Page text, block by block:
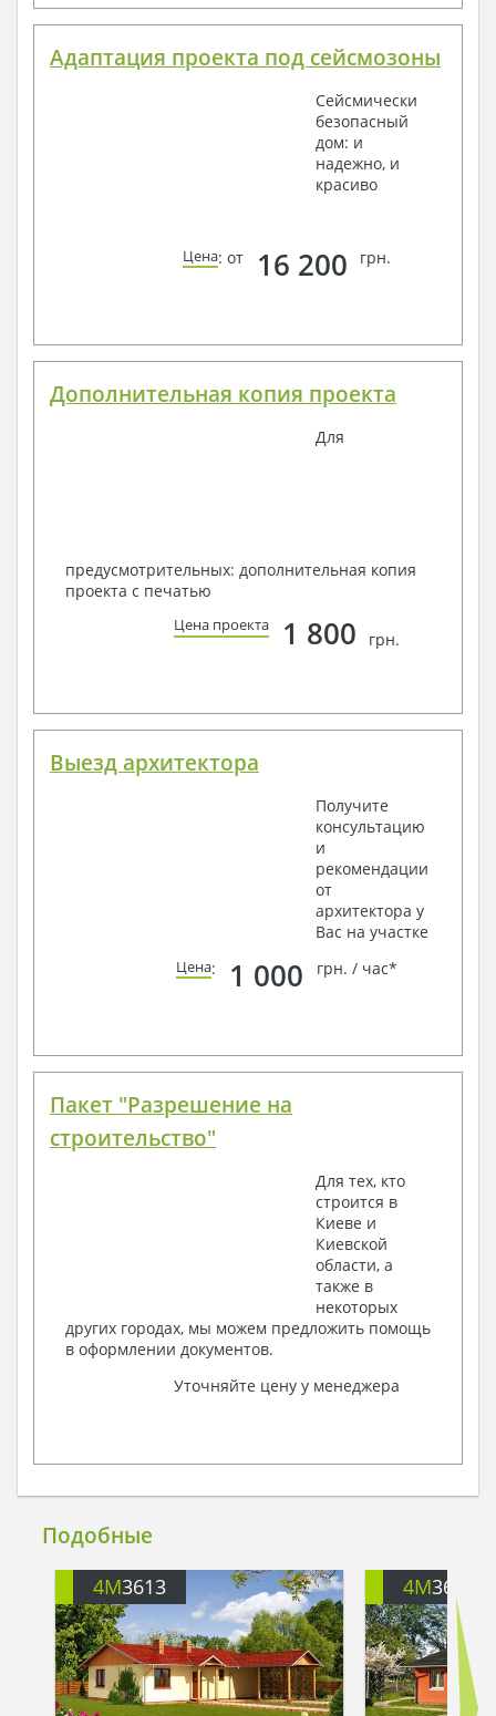
Адаптация проекта под сейсмозоны
Сейсмически
безопасный
дом: и
надежно, и
красиво
Цена: от 16 200 грн.
Дополнительная копия проекта
Для
предусмотрительных: дополнительная копия
проекта с печатью
Цена проекта 1 800 грн.
Выезд архитектора
Получите
консультацию
и
рекомендации
от
архитектора у
Вас на участке
Цена: 1 000 грн. / час*
Пакет "Разрешение на
строительство"
Для тех, кто
строится в
Киеве и
Киевской
области, а
также в
некоторых
других городах, мы можем предложить помощь
в оформлении документов.
Уточняйте цену у менеджера
Подобные
4M3613 4M3613A